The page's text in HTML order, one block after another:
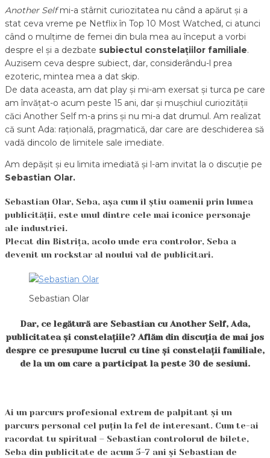
Another Selfmi-a stârnit curiozitatea nu când a apărut și a
stat ceva vreme pe Netflix în Top 10 Most Watched, ci atunci
când o mulțime de femei din bula mea au început a vorbi
despre el și a dezbate subiectul constelațiilor familiale.
Auzisem ceva despre subiect, dar, considerându-l prea
ezoteric, mintea mea a dat skip.
De data aceasta, am dat play și mi-am exersat și turca pe care
am învățat-o acum peste 15 ani, dar și mușchiul curiozității
căci Another Self m-a prins și nu mi-a dat drumul. Am realizat
că sunt Ada: rațională, pragmatică, dar care are deschiderea să
vadă dincolo de limitele sale imediate.
Am depășit și eu limita imediată și l-am invitat la o discuție pe
Sebastian Olar.
Sebastian Olar, Seba, așa cum îl știu oamenii prin lumea
publicității, este unul dintre cele mai iconice personaje
ale industriei.
Plecat din Bistrița, acolo unde era controlor, Seba a
devenit un rockstar al noului val de publicitari.
Sebastian Olar
Dar, ce legătură are Sebastian cu Another Self, Ada,
publicitatea și constelațiile? Aflăm din discuția de mai jos
despre ce presupune lucrul cu tine și constelații familiale,
de la un om care a participat la peste 30 de sesiuni.
Ai un parcurs profesional extrem de palpitant și un
parcurs personal cel puțin la fel de interesant. Cum te-ai
racordat tu spiritual – Sebastian controlorul de bilete,
Seba din publicitate de acum 5-7 ani și Sebastian de